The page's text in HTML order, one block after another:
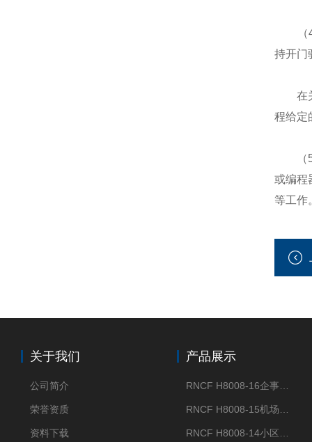
（4
持开门
在关
程给定
（5
或编程
等工作
关于我们
公司简介
荣誉资质
资料下载
产品展示